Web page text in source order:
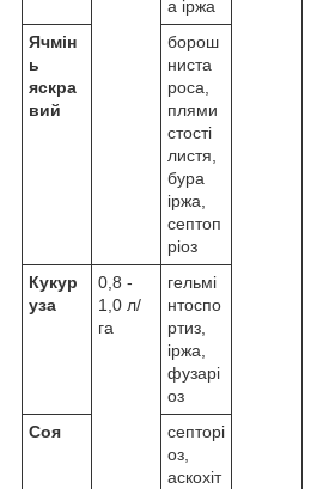
а іржа
Ячмін
ь
яскра
вий
борош
ниста
роса,
плями
стості
листя,
бура
іржа,
септоп
ріоз
Кукур
уза
0,8 -
1,0 л/
га
гельмі
нтоспо
ртиз,
іржа,
фузарі
оз
Соя
септорі
оз,
аскохіт